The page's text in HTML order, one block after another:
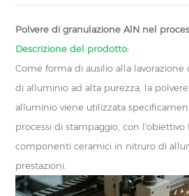
Polvere di granulazione AlN nel
Descrizione del prodotto:
Come forma di ausilio alla
di alluminio ad alta purezza, la
alluminio viene utilizzata
processi di stampaggio, con
componenti ceramici in nitruro di
prestazioni.